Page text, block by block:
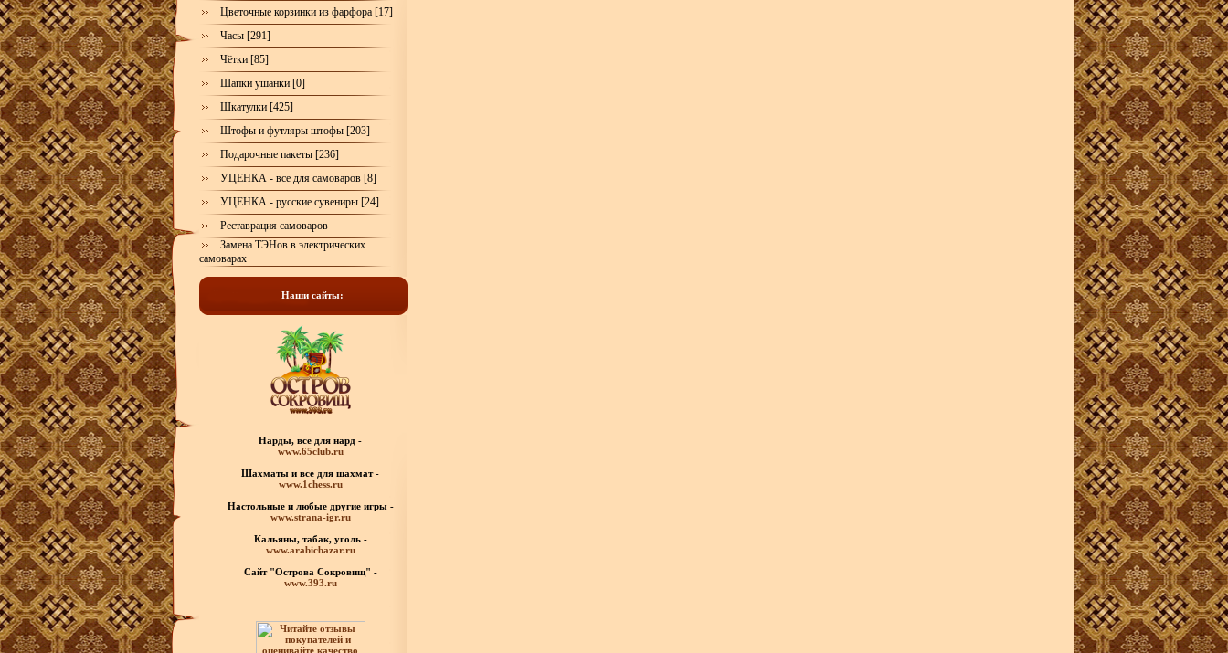
Цветочные корзинки из фарфора [17]
Часы [291]
Чётки [85]
Шапки ушанки [0]
Шкатулки [425]
Штофы и футляры штофы [203]
Подарочные пакеты [236]
УЦЕНКА - все для самоваров [8]
УЦЕНКА - русские сувениры [24]
Реставрация самоваров
Замена ТЭНов в электрических
самоварах
Наши сайты:
Нарды, все для нард -
www.65club.ru
Шахматы и все для шахмат -
www.1chess.ru
Настольные и любые другие игры -
www.strana-igr.ru
Кальяны, табак, уголь -
www.arabicbazar.ru
Сайт "Острова Сокровищ" -
www.393.ru